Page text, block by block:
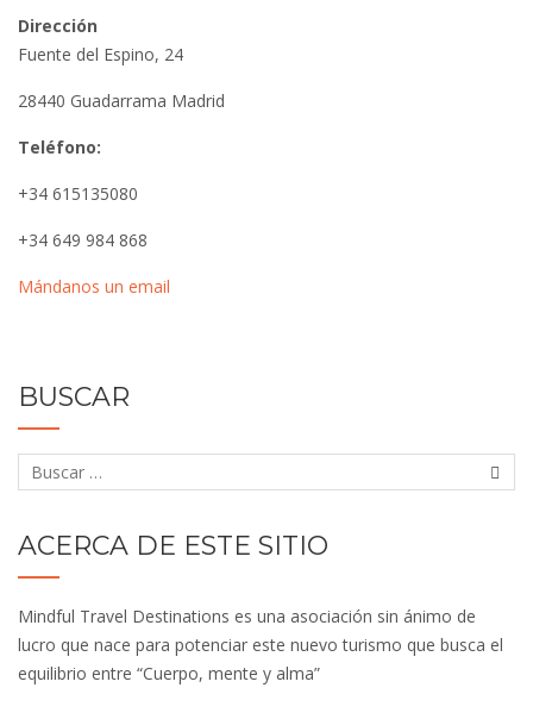
Dirección
Fuente del Espino, 24
28440 Guadarrama Madrid
Teléfono:
+34 615135080
+34 649 984 868
Mándanos un email
BUSCAR
ACERCA DE ESTE SITIO
Mindful Travel Destinations es una asociación sin ánimo de
lucro que nace para potenciar este nuevo turismo que busca el
equilibrio entre “Cuerpo, mente y alma”